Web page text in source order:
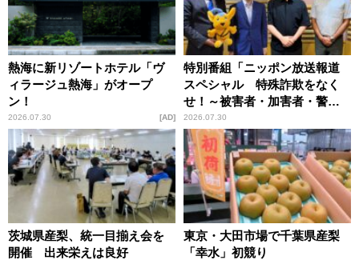
熱海に新リゾートホテル「ヴ
ィラージュ熱海」がオープ
ン！
2026.07.30 AD
特別番組「ニッポン放送報道
スペシャル 特殊詐欺をなく
せ！～被害者・加害者・警視
庁が語るトクリュウの実態
～」放送
2026.07.30
茨城県産梨、統一目揃え会を
開催 出来栄えは良好
東京・大田市場で千葉県産梨
「幸水」初競り